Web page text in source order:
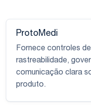
ProtoMedi
Fornece controles
rastreabilidade,
comunicação clara
produto.